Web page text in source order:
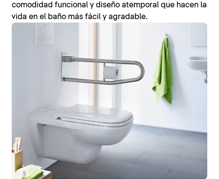
comodidad funcional y diseño atemporal que hacen la
vida en el baño más fácil y agradable.